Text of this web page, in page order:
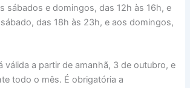
sábados e domingos, das 12h às 16h, e
das 18h às 23h, e aos domingos,
válida a partir de amanhã, 3 de outubro, e
todo o mês. É obrigatória a